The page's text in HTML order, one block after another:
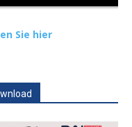
Sie hier